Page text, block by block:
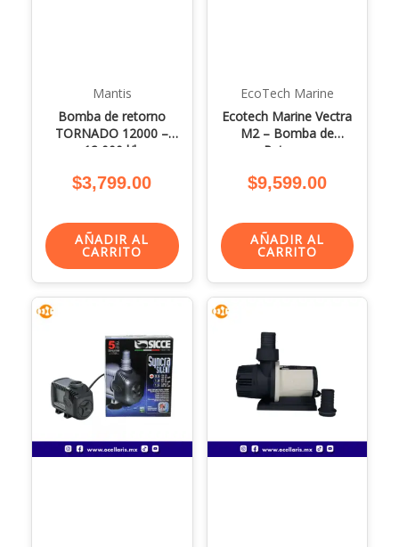
Mantis
Bomba de retorno
TORNADO 12000 –
12,000 l/h
$3,799.00
AÑADIR AL
CARRITO
EcoTech Marine
Ecotech Marine Vectra
M2 – Bomba de
Retorno
$9,599.00
AÑADIR AL
CARRITO